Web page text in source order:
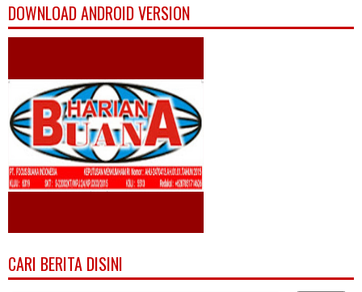
DOWNLOAD ANDROID VERSION
CARI BERITA DISINI